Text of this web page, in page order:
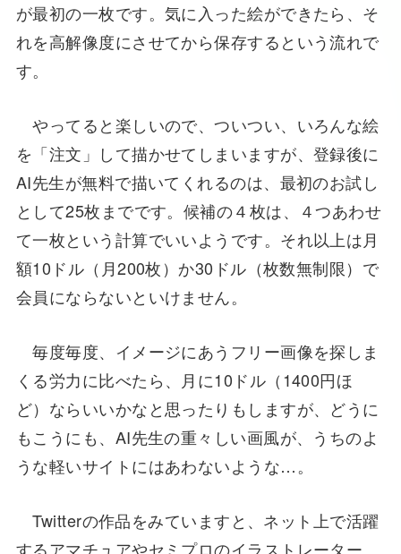
が最初の一枚です。気に入った絵ができたら、そ
れを高解像度にさせてから保存するという流れで
す。
やってると楽しいので、ついつい、いろんな絵
を「注文」して描かせてしまいますが、登録後に
AI先生が無料で描いてくれるのは、最初のお試し
として25枚までです。候補の４枚は、４つあわせ
て一枚という計算でいいようです。それ以上は月
額10ドル（月200枚）か30ドル（枚数無制限）で
会員にならないといけません。
毎度毎度、イメージにあうフリー画像を探しま
くる労力に比べたら、月に10ドル（1400円ほ
ど）ならいいかなと思ったりもしますが、どうに
もこうにも、AI先生の重々しい画風が、うちのよ
うな軽いサイトにはあわないような…。
Twitterの作品をみていますと、ネット上で活躍
するアマチュアやセミプロのイラストレーター